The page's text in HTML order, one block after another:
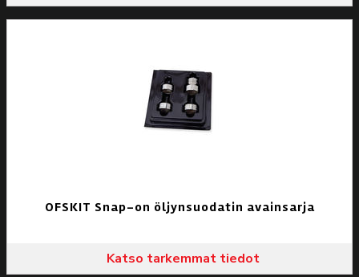
OFSKIT Snap-on öljynsuodatin avainsarja
Katso tarkemmat tiedot